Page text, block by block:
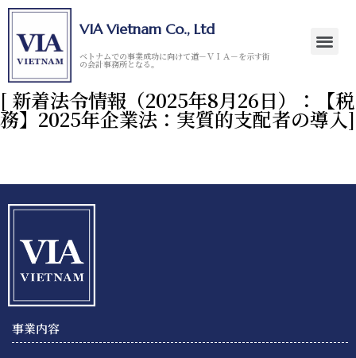
VIA Vietnam Co., Ltd
ベトナムでの事業成功に向けて道－ＶＩＡ－を示す街
の会計事務所となる。
[ 新着法令情報（2025年8月26日）：【税
務】2025年企業法：実質的支配者の導入]
事業内容